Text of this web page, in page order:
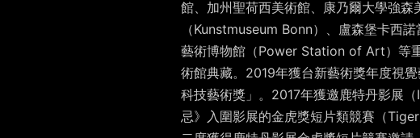
館、加州聖荷西美術館、康乃爾大學強
（Kunstmuseum Bonn）、盧森堡卡西
藝術博物館（Power Station of Art）等
術館典藏。2019年獲台新藝術獎年度視
科技藝術獎」。2017年獲邀鹿特丹影展
忌》入圍影展的金虎獎短片類競賽（